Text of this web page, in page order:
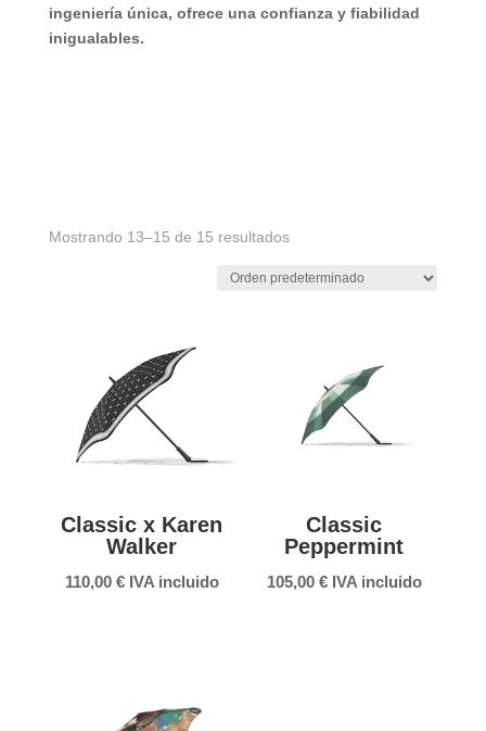
ingeniería única, ofrece una confianza y fiabilidad
inigualables.
Mostrando 13–15 de 15 resultados
Classic x Karen
Walker
110,00 € IVA incluido
Classic
Peppermint
105,00 € IVA incluido